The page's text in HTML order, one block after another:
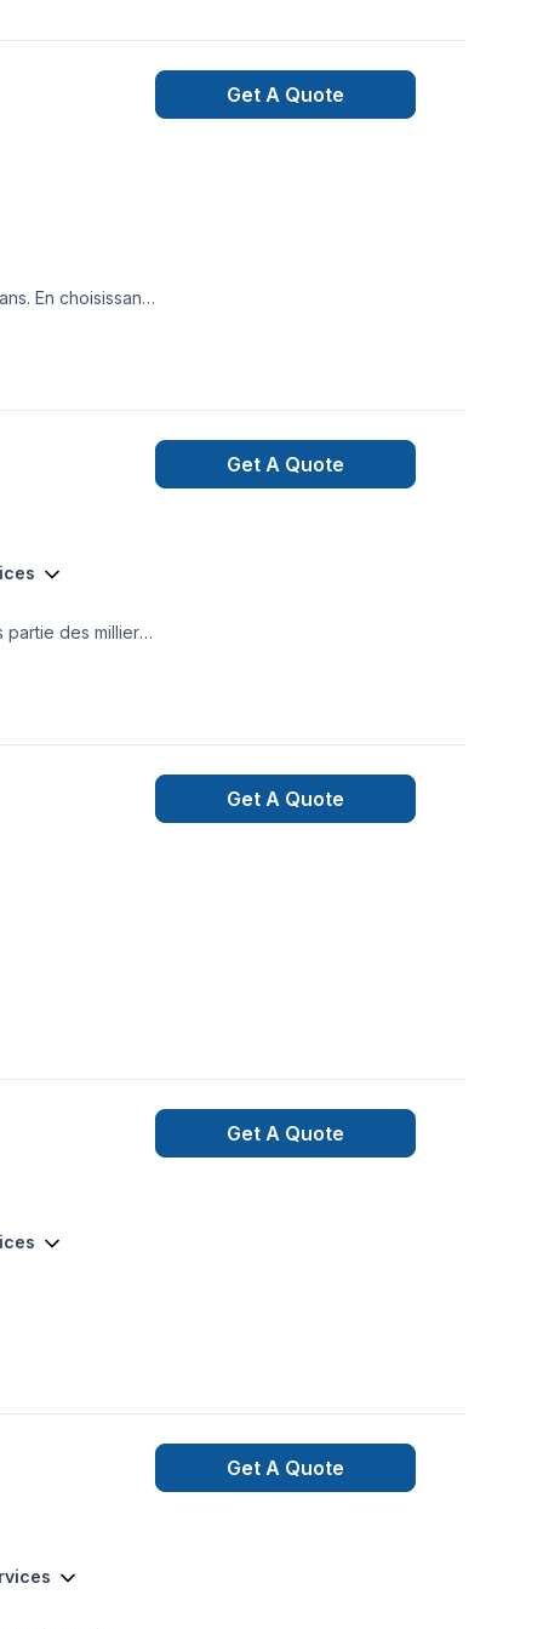
En choisissant
Get A Quote
partie des milliers
Get A Quote
Get A Quote
Get A Quote
Get A Quote